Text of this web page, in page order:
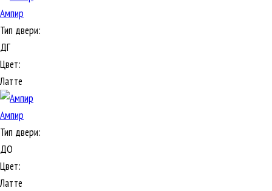
Ампир
Тип двери:
ДГ
Цвет:
Латте
Ампир
Тип двери:
ДО
Цвет:
Латте